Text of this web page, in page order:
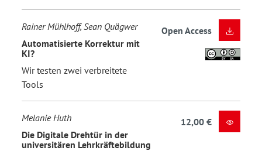
Rainer Mühlhoff, Sean Quägwer
Automatisierte Korrektur mit
KI?
Wir testen zwei verbreitete
Tools
Open Access
Melanie Huth
Die Digitale Drehtür in der
universitären Lehrkräftebildung
12,00 €